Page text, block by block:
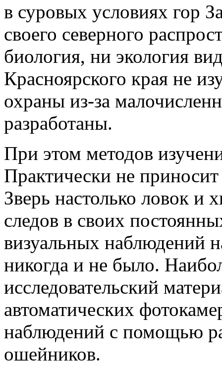
в суровых условиях гор
своего северного
биология, ни экология
Красноярского края не
охраны из-за
разработаны.
При этом методов
Практически не приносит
Зверь настолько ловок и
следов в своих
визуальных наблюдений
никогда и не было.
исследовательский
автоматических
наблюдений с помощью
ошейников.